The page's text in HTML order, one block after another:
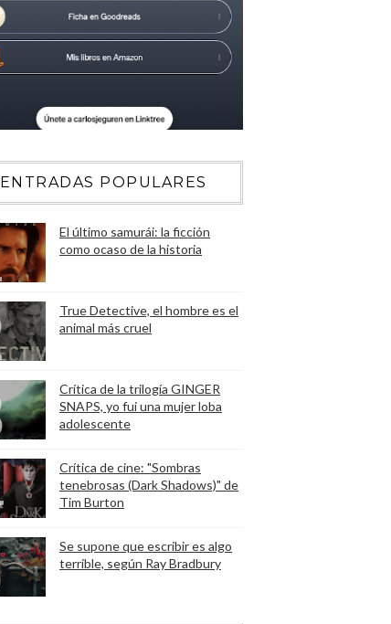
ENTRADAS POPULARES
El último samurái: la ficción
como ocaso de la historia
True Detective, el hombre es el
animal más cruel
Crítica de la trilogía GINGER
SNAPS, yo fui una mujer loba
adolescente
Crítica de cine: "Sombras
tenebrosas (Dark Shadows)" de
Tim Burton
Se supone que escribir es algo
terrible, según Ray Bradbury